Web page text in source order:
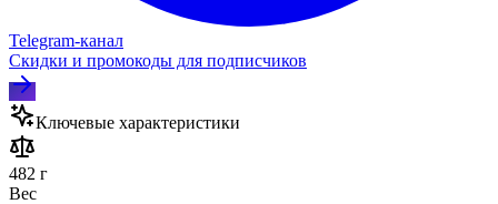
Telegram‑канал
Скидки и промокоды для подписчиков
Ключевые характеристики
482 г
Вес